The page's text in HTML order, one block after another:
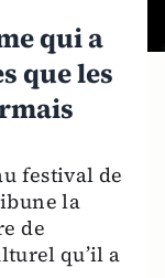
qui a
que les
festival de
la
de
qu’il a